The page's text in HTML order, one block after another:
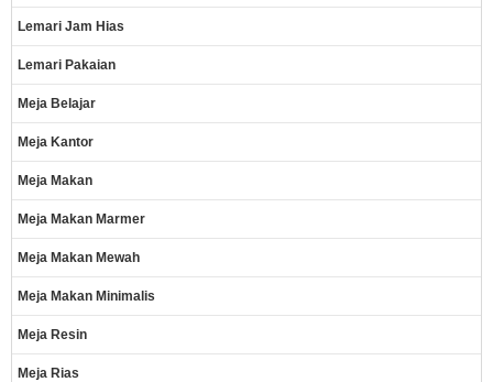
Lemari Jam Hias
Lemari Pakaian
Meja Belajar
Meja Kantor
Meja Makan
Meja Makan Marmer
Meja Makan Mewah
Meja Makan Minimalis
Meja Resin
Meja Rias